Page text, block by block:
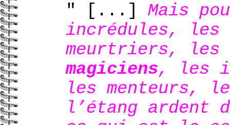
" [...] Mais
incrédules, les
meurtriers, les
magiciens, les
les menteurs,
l’étang ardent